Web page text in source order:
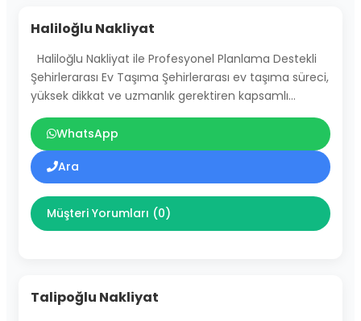
Haliloğlu Nakliyat
Haliloğlu Nakliyat ile Profesyonel Planlama Destekli
Şehirlerarası Ev Taşıma Şehirlerarası ev taşıma süreci,
yüksek dikkat ve uzmanlık gerektiren kapsamlı…
WhatsApp
Ara
Müşteri Yorumları (0)
Talipoğlu Nakliyat